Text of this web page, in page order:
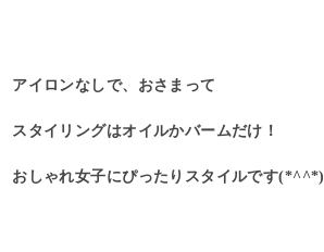
アイロンなしで、おさまって
スタイリングはオイルかバームだけ！
おしゃれ女子にぴったりスタイルです(*^^*)